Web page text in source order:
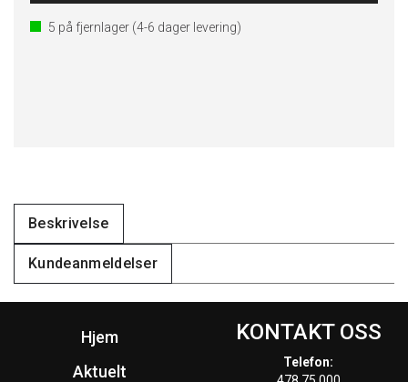
5 på fjernlager (4-6 dager levering)
Beskrivelse
Kundeanmeldelser
Hjem
Aktuelt
KONTAKT OSS
Telefon: